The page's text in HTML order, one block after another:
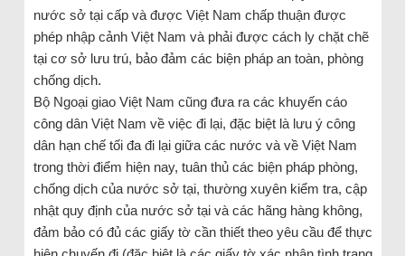
nước sở tại cấp và được Việt Nam chấp thuận được
phép nhập cảnh Việt Nam và phải được cách ly chặt chẽ
tại cơ sở lưu trú, bảo đảm các biện pháp an toàn, phòng
chống dịch.
Bộ Ngoại giao Việt Nam cũng đưa ra các khuyến cáo
công dân Việt Nam về việc đi lại, đặc biệt là lưu ý công
dân hạn chế tối đa đi lại giữa các nước và về Việt Nam
trong thời điểm hiện nay, tuân thủ các biện pháp phòng,
chống dịch của nước sở tại, thường xuyên kiểm tra, cập
nhật quy định của nước sở tại và các hãng hàng không,
đảm bảo có đủ các giấy tờ cần thiết theo yêu cầu để thực